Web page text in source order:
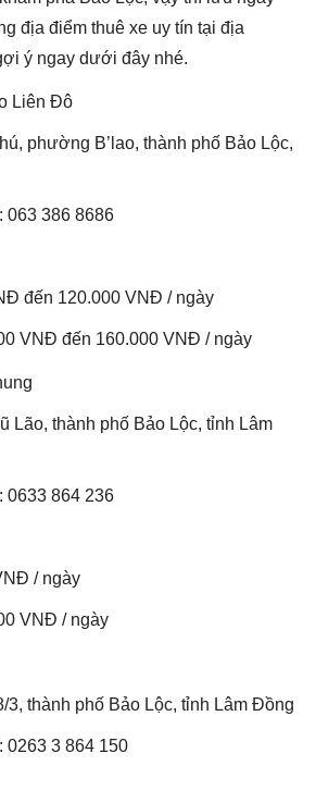
địa điểm thuê xe uy tín tại địa
ý ngay dưới đây nhé.
Liên Đô
phường B’lao, thành phố Bảo Lộc,
063 386 8686
đến 120.000 VNĐ / ngày
VNĐ đến 160.000 VNĐ / ngày
Lão, thành phố Bảo Lộc, tỉnh Lâm
0633 864 236
/ ngày
VNĐ / ngày
thành phố Bảo Lộc, tỉnh Lâm Đồng
0263 3 864 150